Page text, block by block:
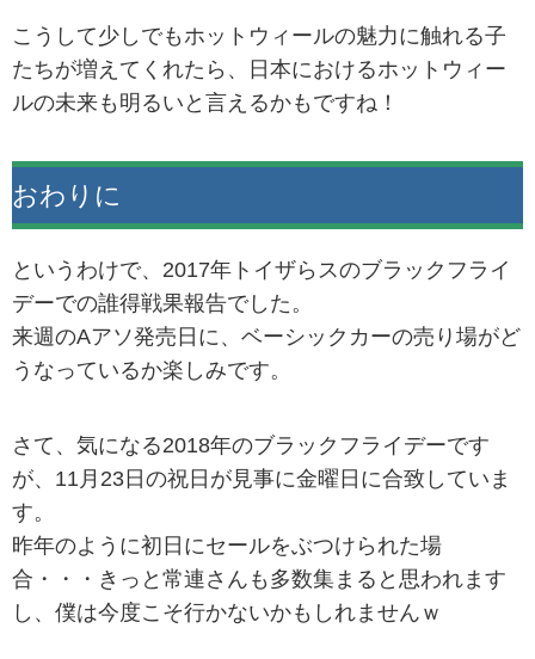
こうして少しでもホットウィールの魅力に触れる子
たちが増えてくれたら、日本におけるホットウィー
ルの未来も明るいと言えるかもですね！
おわりに
というわけで、2017年トイザらスのブラックフライ
デーでの誰得戦果報告でした。
来週のAアソ発売日に、ベーシックカーの売り場がど
うなっているか楽しみです。
さて、気になる2018年のブラックフライデーです
が、11月23日の祝日が見事に金曜日に合致していま
す。
昨年のように初日にセールをぶつけられた場
合・・・きっと常連さんも多数集まると思われます
し、僕は今度こそ行かないかもしれませんｗ